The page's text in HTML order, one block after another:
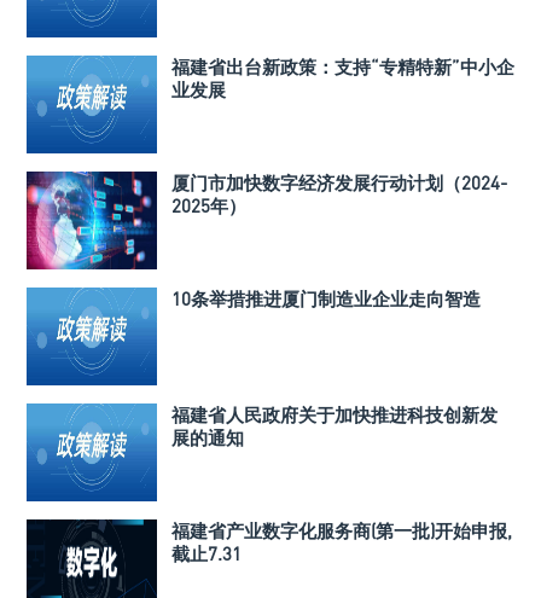
福建省出台新政策：支持“专精特新”中小企
业发展
厦门市加快数字经济发展行动计划（2024-
2025年）
10条举措推进厦门制造业企业走向智造
福建省人民政府关于加快推进科技创新发
展的通知
福建省产业数字化服务商(第一批)开始申报,
截止7.31